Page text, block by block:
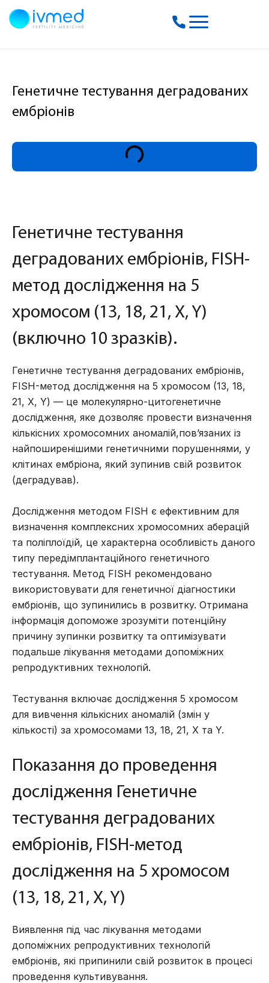
Генетичне тестування деградованих
ембріонів
Генетичне тестування
деградованих ембріонів, FISH-
метод дослідження нa 5
хромосом (13, 18, 21, X, Y)
(включно 10 зразків).
Генетичне тестування деградованих ембріонів,
FISH-метод дослідження на 5 хромосом (13, 18,
21, X, Y) — це молекулярно-цитогенетичне
дослідження, яке дозволяє провести визначення
кількісних хромосомних аномалій,пов’язаних із
найпоширенішими генетичними порушеннями, у
клітинах ембріона, який зупинив свій розвиток
(деградував).
Дослідження методом FISH є ефективним для
визначення комплексних хромосомних аберацій
та поліплоїдій, це характерна особливість даного
типу передімплантаційного генетичного
тестування. Метод FISH рекомендовано
використовувати для генетичної діагностики
ембріонів, що зупинились в розвитку. Отримана
інформація допоможе зрозуміти потенційну
причину зупинки розвитку та оптимізувати
подальше лікування методами допоміжних
репродуктивних технологій.
Тестування включає дослідження 5 хромосом
для вивчення кількісних аномалій (змін у
кількості) за хромосомами 13, 18, 21, Х та Y.
Показання до проведення
дослідження Генетичне
тестування деградованих
ембріонів, FISH-метод
дослідження на 5 хромосом
(13, 18, 21, X, Y)
Виявлення під час лікування методами
допоміжних репродуктивних технологій
ембріонів, які припинили свій розвиток в процесі
проведення культивування.